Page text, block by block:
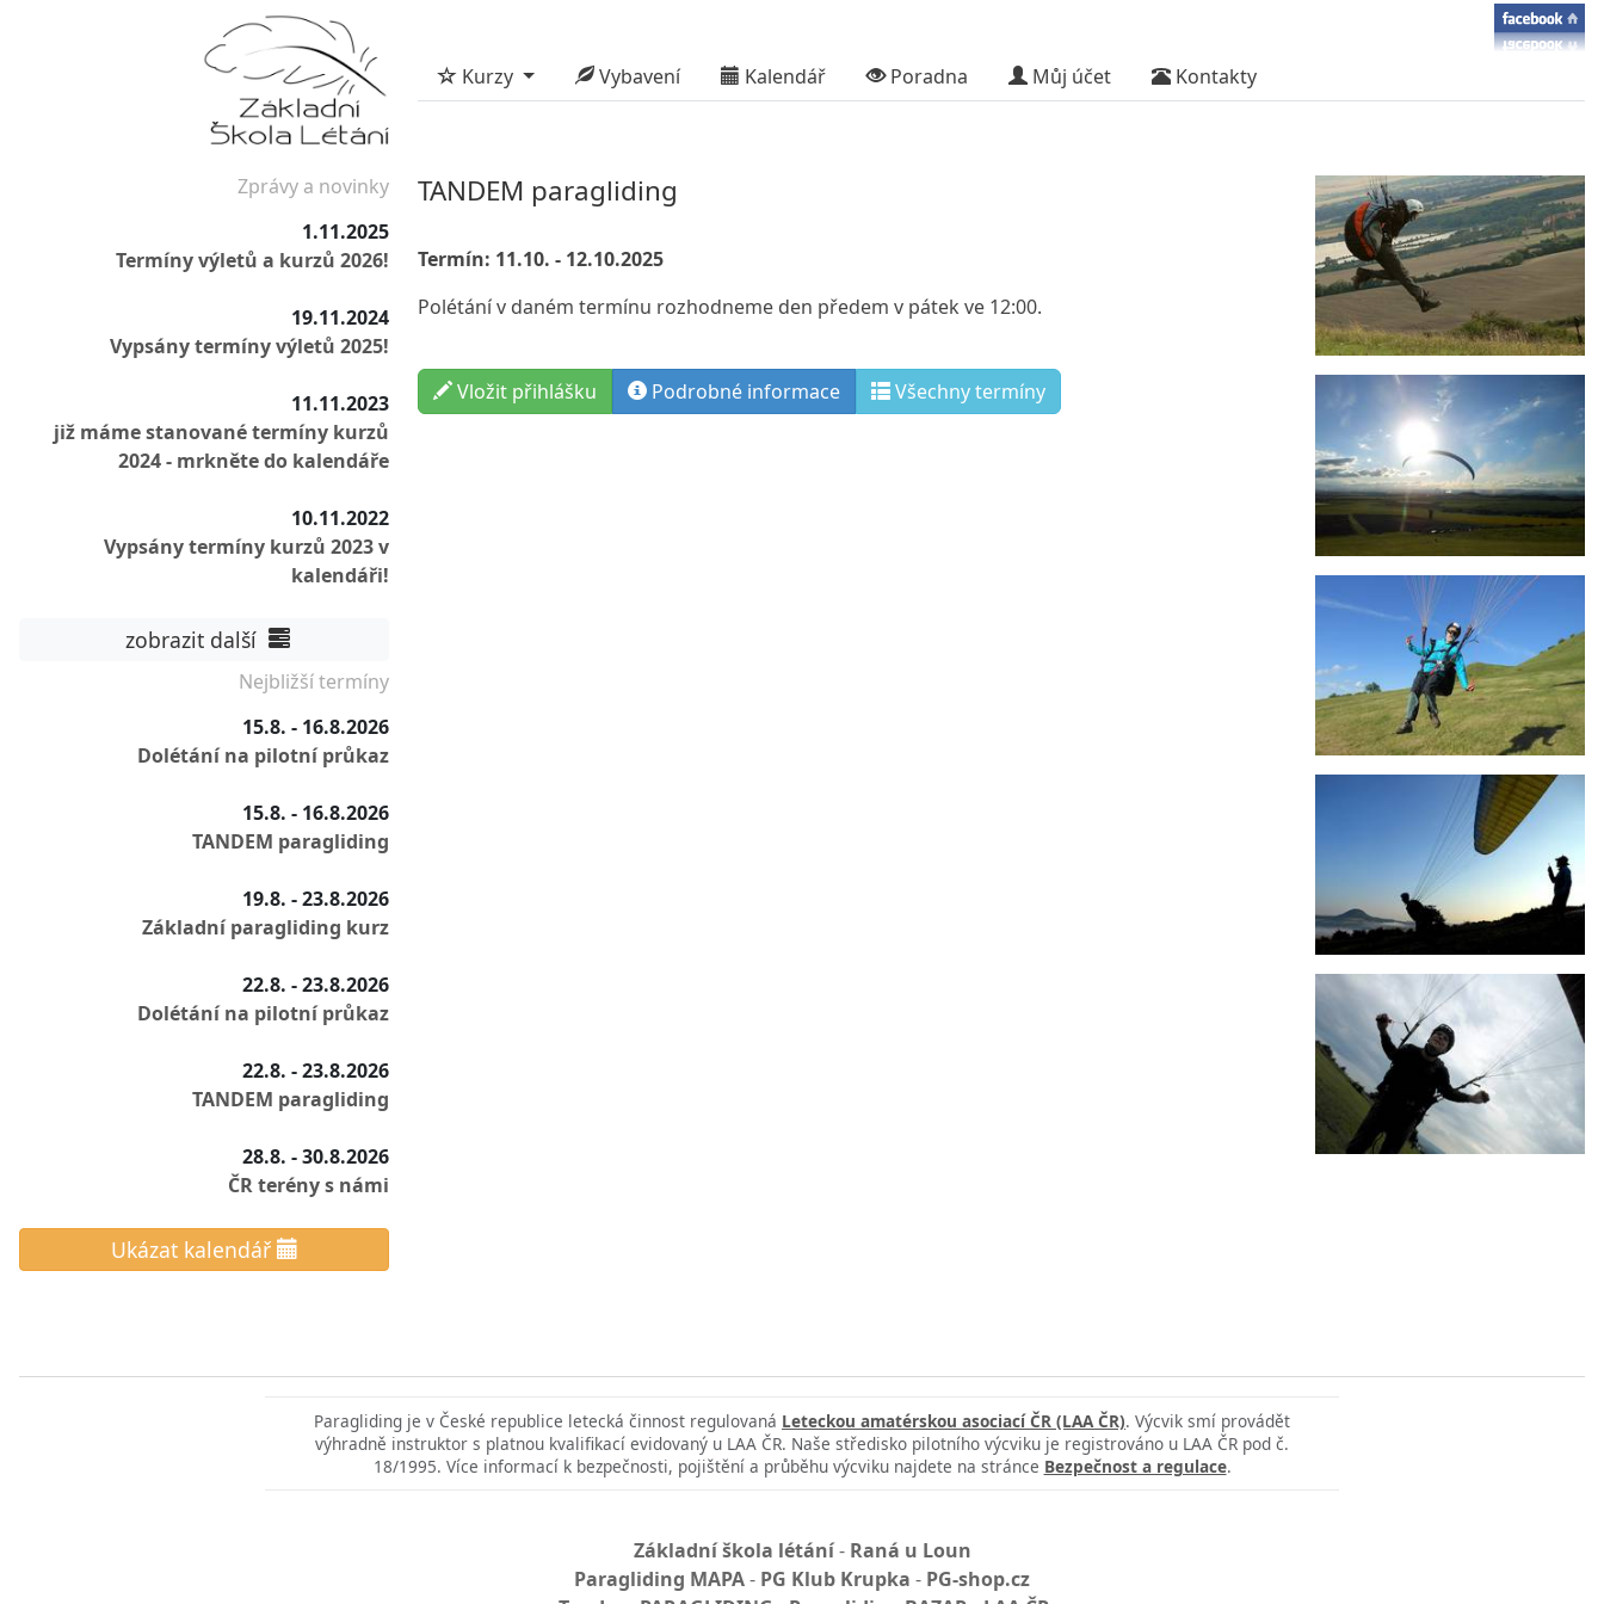
Kurzy Vybavení Kalendář Poradna Můj účet Kontakty
Zprávy a novinky
1.11.2025
Termíny výletů a kurzů 2026!
19.11.2024
Vypsány termíny výletů 2025!
11.11.2023
již máme stanované termíny kurzů
2024 - mrkněte do kalendáře
10.11.2022
Vypsány termíny kurzů 2023 v
kalendáři!
zobrazit další
Nejbližší termíny
15.8. - 16.8.2026
Dolétání na pilotní průkaz
15.8. - 16.8.2026
TANDEM paragliding
19.8. - 23.8.2026
Základní paragliding kurz
22.8. - 23.8.2026
Dolétání na pilotní průkaz
22.8. - 23.8.2026
TANDEM paragliding
28.8. - 30.8.2026
ČR terény s námi
Ukázat kalendář
TANDEM paragliding
Termín: 11.10. - 12.10.2025
Polétání v daném termínu rozhodneme den předem v pátek ve 12:00.
Vložit přihlášku Podrobné informace Všechny termíny
Paragliding je v České republice letecká činnost regulovaná Leteckou amatérskou asociací ČR (LAA ČR). Výcvik smí provádět
výhradně instruktor s platnou kvalifikací evidovaný u LAA ČR. Naše středisko pilotního výcviku je registrováno u LAA ČR pod č.
18/1995. Více informací k bezpečnosti, pojištění a průběhu výcviku najdete na stránce Bezpečnost a regulace.
Základní škola létání- Raná u Loun
Paragliding MAPA- PG Klub Krupka - PG-shop.cz